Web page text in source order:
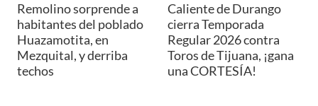
Remolino sorprende a
habitantes del poblado
Huazamotita, en
Mezquital, y derriba
techos
Caliente de Durango
cierra Temporada
Regular 2026 contra
Toros de Tijuana, ¡gana
una CORTESÍA!